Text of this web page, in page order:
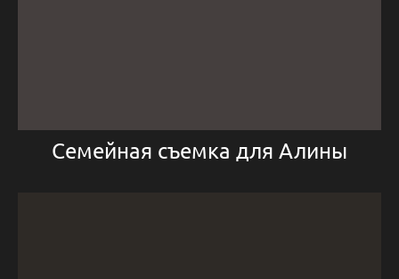
Семейная съемка для Алины